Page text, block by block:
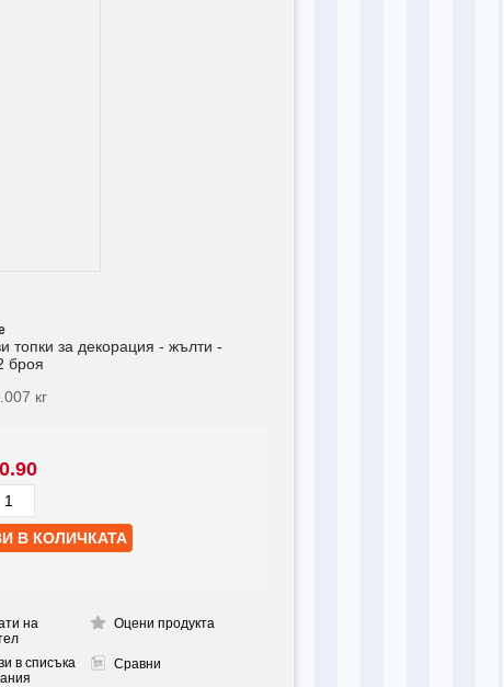
топки за декорация - жълти -
броя
кг
на
Оцени продукта
в списъка
Сравни